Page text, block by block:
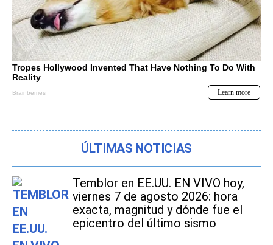
ÚLTIMAS NOTICIAS
Temblor en EE.UU. EN VIVO hoy,
viernes 7 de agosto 2026: hora
exacta, magnitud y dónde fue el
epicentro del último sismo